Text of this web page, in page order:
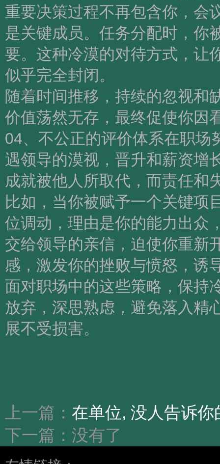
重要决策过程不再包含你，会
是关键成员。任务分配时，你
要。这种冷漠的对待方式，让
似乎完全封闭。
随着时间推移，持续的忽视和
价值荡然无存，最终促使你因
04、不公正的评价体系在职场
遇领导的漠视，晋升和薪资增
成就被他人所取代，而责任和
比如，当你被赋予一个关键项
位调动，理由是你的能力出众
交给领导的亲信，迫使你重新
感，激发你的挫败与愤怒，诱
面对职场中的这些策略，保持
放弃，深思熟虑，避免落入精
展不受损害。
上一篇： 在单位, 没人告诉你
下一篇：没有了